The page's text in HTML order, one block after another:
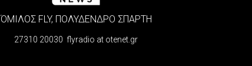
ΌΜΙΛΟΣ FLY, ΠΟΛΥΔΕΝΔΡΟ ΣΠΑΡΤΗ
27310 20030 flyradio at otenet.gr